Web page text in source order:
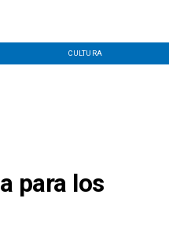
CULTURA
para los